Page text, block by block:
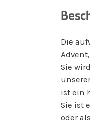
Die
Sie
ist ein
Sie ist
oder